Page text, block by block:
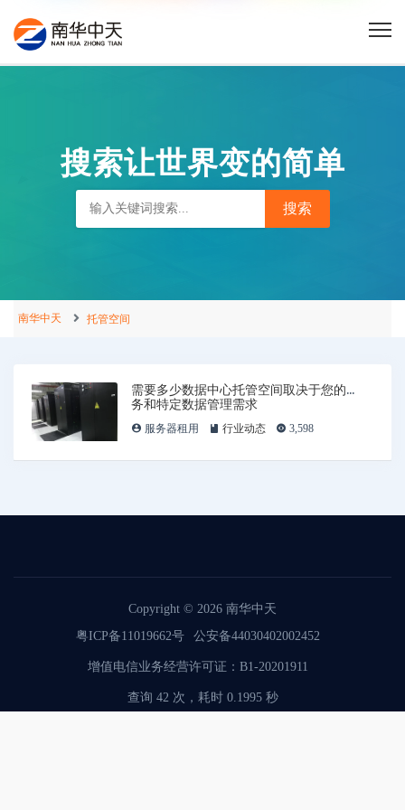
搜索让世界变的简单
南华中天 托管空间
需要多少数据中心托管空间取决于您的业
务和特定数据管理需求
服务器租用 行业动态 3,598
Copyright © 2026 南华中天
粤ICP备11019662号
公安备44030402002452
增值电信业务经营许可证：B1-20201911
查询 42 次，耗时 0.1995 秒